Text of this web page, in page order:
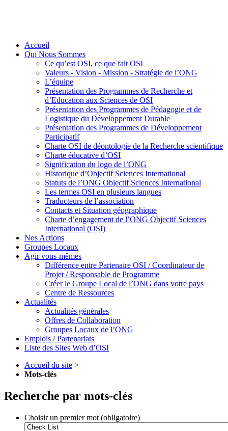
Accueil
Qui Nous Sommes
Ce qu’est OSI, ce que fait OSI
Valeurs - Vision - Mission - Stratégie de l’ONG
L’équipe
Présentation des Programmes de Recherche et
d’Education aux Sciences de OSI
Présentation des Programmes de Pédagogie et de
Logistique du Développement Durable
Présentation des Programmes de Développement
Participatif
Charte OSI de déontologie de la Recherche scientifique
Charte éducative d’OSI
Signification du logo de l’ONG
Historique d’Objectif Sciences International
Statuts de l’ONG Objectif Sciences International
Les termes OSI en plusieurs langues
Traducteurs de l’association
Contacts et Situation géographique
Charte d’engagement de l’ONG Objectif Sciences
International (OSI)
Nos Actions
Groupes Locaux
Agir vous-mêmes
Différence entre Partenaire OSI / Coordinateur de
Projet / Responsable de Programme
Créer le Groupe Local de l’ONG dans votre pays
Centre de Ressources
Actualités
Actualités générales
Offres de Collaboration
Groupes Locaux de l’ONG
Emplois / Partenariats
Liste des Sites Web d’OSI
Accueil du site >
Mots-clés
Recherche par mots-clés
Choisir un premier mot (obligatoire)